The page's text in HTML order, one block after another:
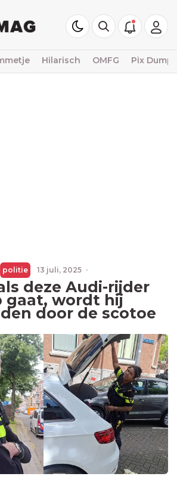
Hilarisch OMFG Pix Dump
politie 13 juli, 2025 ·
deze Audi-rijder
gaat, wordt hij
door de scotoe